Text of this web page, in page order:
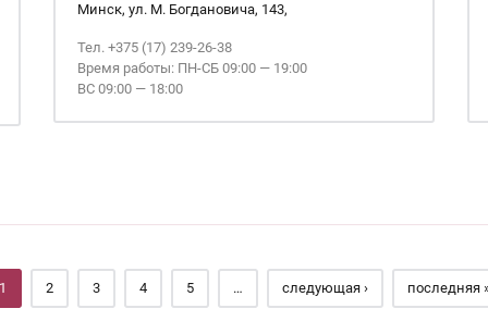
Минск, ул. М. Богдановича, 143,
Тел. +375 (17) 239-26-38
Время работы: ПН-СБ 09:00 — 19:00
ВС 09:00 — 18:00
2 3 4 5 … следующая › последняя